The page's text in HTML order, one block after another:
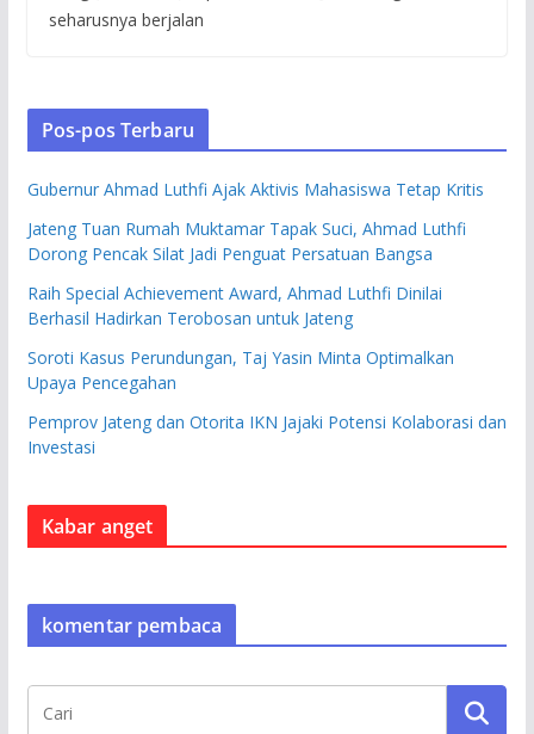
seharusnya berjalan
Pos-pos Terbaru
Gubernur Ahmad Luthfi Ajak Aktivis Mahasiswa Tetap Kritis
Jateng Tuan Rumah Muktamar Tapak Suci, Ahmad Luthfi
Dorong Pencak Silat Jadi Penguat Persatuan Bangsa
Raih Special Achievement Award, Ahmad Luthfi Dinilai
Berhasil Hadirkan Terobosan untuk Jateng
Soroti Kasus Perundungan, Taj Yasin Minta Optimalkan
Upaya Pencegahan
Pemprov Jateng dan Otorita IKN Jajaki Potensi Kolaborasi dan
Investasi
Kabar anget
komentar pembaca